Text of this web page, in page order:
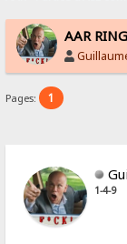
AAR
Pages: 1
1-4-9